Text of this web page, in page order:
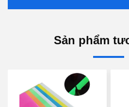
Sản phẩm